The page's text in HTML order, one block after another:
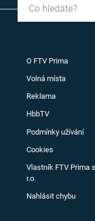
O FTV Prima
Volná místa
Reklama
HbbTV
Podmínky užívání
Cookies
Vlastník FTV Prima
r.o.
Nahlásit chybu